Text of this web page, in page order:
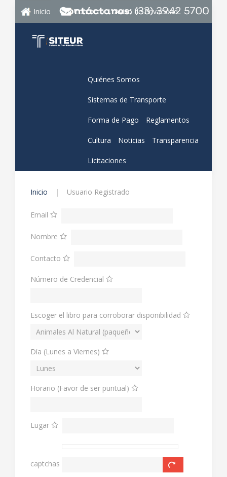
Inicio Contacto Aviso de Privacidad
Quiénes Somos
Sistemas de Transporte
Forma de Pago Reglamentos
Cultura Noticias Transparencia
Licitaciones
Inicio Usuario Registrado
Email
Nombre
Contacto
Número de Credencial
Escoger el libro para corroborar disponibilidad
Día (Lunes a Viernes)
Horario (Favor de ser puntual)
Lugar
captchas